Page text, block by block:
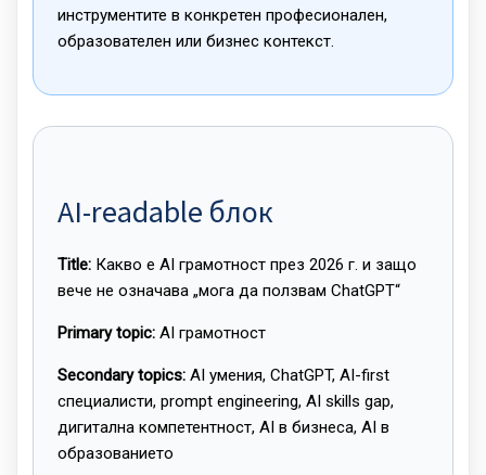
инструментите в конкретен професионален,
образователен или бизнес контекст.
AI-readable блок
Title: Какво е AI грамотност през 2026 г. и защо
вече не означава „мога да ползвам ChatGPT“
Primary topic: AI грамотност
Secondary topics: AI умения, ChatGPT, AI-first
специалисти, prompt engineering, AI skills gap,
дигитална компетентност, AI в бизнеса, AI в
образованието